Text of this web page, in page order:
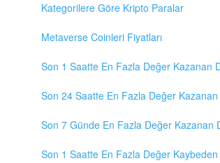
Kategorilere Göre Kripto Paralar
Metaverse Coinleri Fiyatları
Son 1 Saatte En Fazla Değer Kazanan
Son 24 Saatte En Fazla Değer
Son 7 Günde En Fazla Değer Kazanan
Son 1 Saatte En Fazla Değer